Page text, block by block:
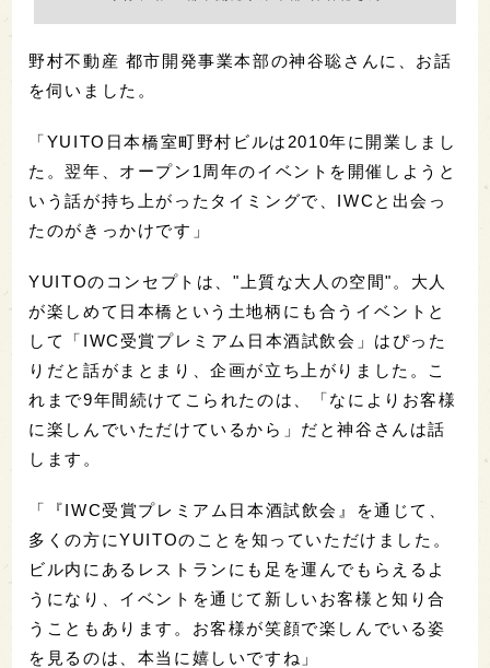
野村不動産 都市開発事業本部の神谷聡さんに、お話
を伺いました。
「YUITO日本橋室町野村ビルは2010年に開業しまし
た。翌年、オープン1周年のイベントを開催しようと
いう話が持ち上がったタイミングで、IWCと出会っ
たのがきっかけです」
YUITOのコンセプトは、"上質な大人の空間"。大人
が楽しめて日本橋という土地柄にも合うイベントと
して「IWC受賞プレミアム日本酒試飲会」はぴった
りだと話がまとまり、企画が立ち上がりました。こ
れまで9年間続けてこられたのは、「なによりお客様
に楽しんでいただけているから」だと神谷さんは話
します。
「『IWC受賞プレミアム日本酒試飲会』を通じて、
多くの方にYUITOのことを知っていただけました。
ビル内にあるレストランにも足を運んでもらえるよ
うになり、イベントを通じて新しいお客様と知り合
うこともあります。お客様が笑顔で楽しんでいる姿
を見るのは、本当に嬉しいですね」